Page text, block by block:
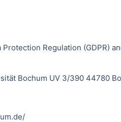
Regulation (GDPR)
Bochum UV 3/390 44780